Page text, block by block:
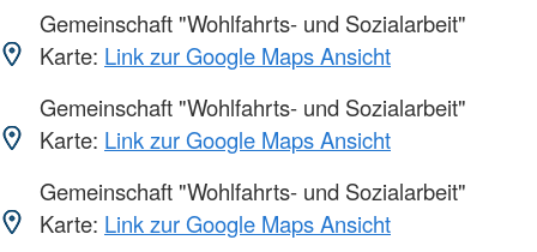
Gemeinschaft "Wohlfahrts- und Sozialarbeit"
Karte: Link zur Google Maps Ansicht
Gemeinschaft "Wohlfahrts- und Sozialarbeit"
Karte: Link zur Google Maps Ansicht
Gemeinschaft "Wohlfahrts- und Sozialarbeit"
Karte: Link zur Google Maps Ansicht